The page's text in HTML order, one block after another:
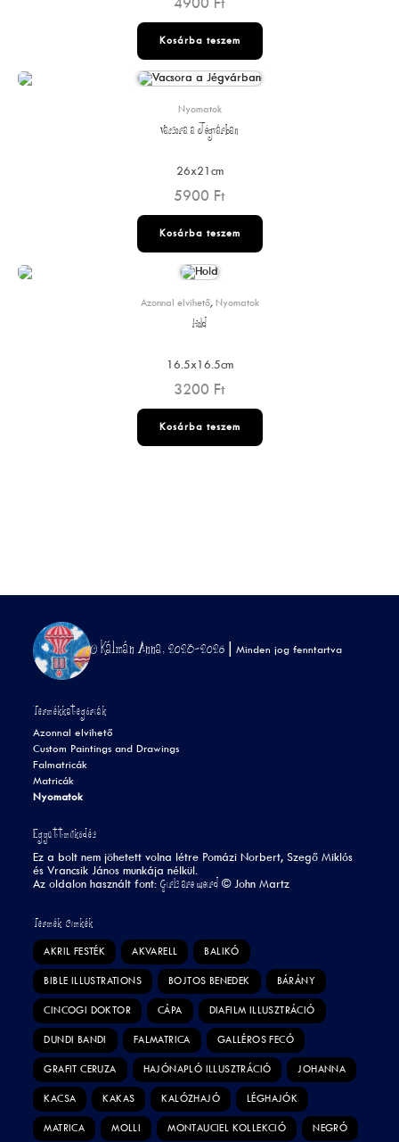
Kosárba teszem
Nyomatok
Vacsora a Jégvárban
26x21cm
5900 Ft
Kosárba teszem
Azonnal elvihető, Nyomatok
Hold
16.5x16.5cm
3200 Ft
Kosárba teszem
© Kálmán Anna, 2023-2026 |Minden jog fenntartva
Termékkategóriák
Azonnal elvihető
Custom Paintings and Drawings
Falmatricák
Matricák
Nyomatok
Együttműködés
Ez a bolt nem jöhetett volna létre Pomázi Norbert, Szegő Miklós
és Vrancsik János munkája nélkül.
Az oldalon használt font:Girls are weird ©John Martz
Termék Címkék
AKRIL FESTÉK AKVARELL BALIKÓ
BIBLE ILLUSTRATIONS BOJTOS BENEDEK BÁRÁNY
CINCOGI DOKTOR CÁPA DIAFILM ILLUSZTRÁCIÓ
DUNDI BANDI FALMATRICA GALLÉROS FECÓ
GRAFIT CERUZA HAJÓNAPLÓ ILLUSZTRÁCIÓ JOHANNA
KACSA KAKAS KALÓZHAJÓ LÉGHAJÓK
MATRICA MOLLI MONTAUCIEL KOLLEKCIÓ NEGRÓ